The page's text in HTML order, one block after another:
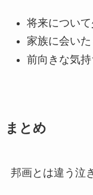
将来につい
家族に会い
前向きな気
まとめ
邦画とは違う泣